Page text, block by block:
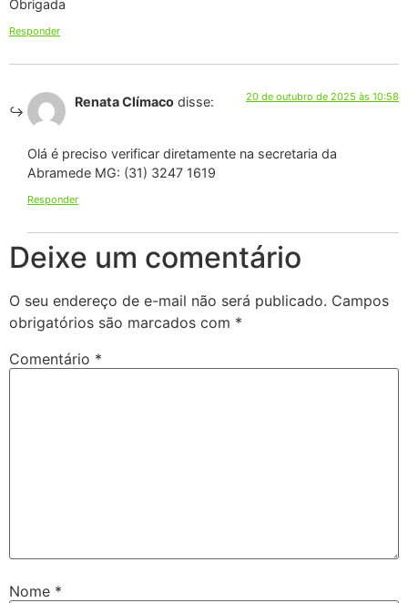
Obrigada
Responder
Renata Clímaco disse: 20 de outubro de 2025 às 10:58
Olá é preciso verificar diretamente na secretaria da
Abramede MG: (31) 3247 1619
Responder
Deixe um comentário
O seu endereço de e-mail não será publicado. Campos
obrigatórios são marcados com *
Comentário *
Nome *